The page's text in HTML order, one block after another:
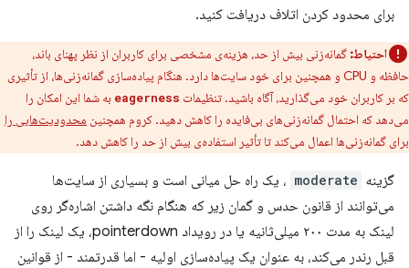
برای محدود کردن اتلاف دریافت کنید.
احتیاط: گمانه‌زنی بیش از حد، هزینه‌ی مشخصی برای کاربران از نظر پهنای باند،
حافظه و CPU و همچنین برای خود سایت‌ها دارد. هنگام پیاده‌سازی گمانه‌زنی‌ها، از تأثیری
که بر کاربران خود می‌گذارید، آگاه باشید. تنظیمات eagerness به شما این امکان را
می‌دهد که احتمال گمانه‌زنی‌های بی‌فایده را کاهش دهید. کروم همچنین محدودیت‌هایی را
برای گمانه‌زنی‌ها اعمال می‌کند تا تأثیر استفاده‌ی بیش از حد را کاهش دهد.
گزینه moderate ، یک راه حل میانی است و بسیاری از سایت‌ها
می‌توانند از قانون حدس و گمان زیر که هنگام نگه داشتن اشاره‌گر روی
لینک به مدت ۲۰۰ میلی‌ثانیه یا در رویداد pointerdown، یک لینک را از
قبل رندر می‌کند، به عنوان یک پیاده‌سازی اولیه - اما قدرتمند - از قوانین